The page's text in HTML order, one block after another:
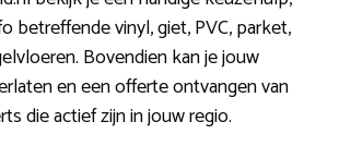
betreffende vinyl, giet, PVC, parket,
Bovendien kan je jouw
en een offerte ontvangen van
die actief zijn in jouw regio.